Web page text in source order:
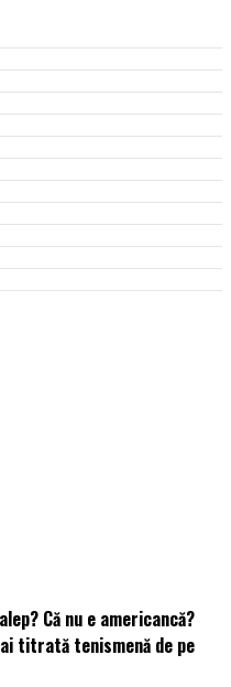
Că nu e americancă?
titrată tenismenă de pe